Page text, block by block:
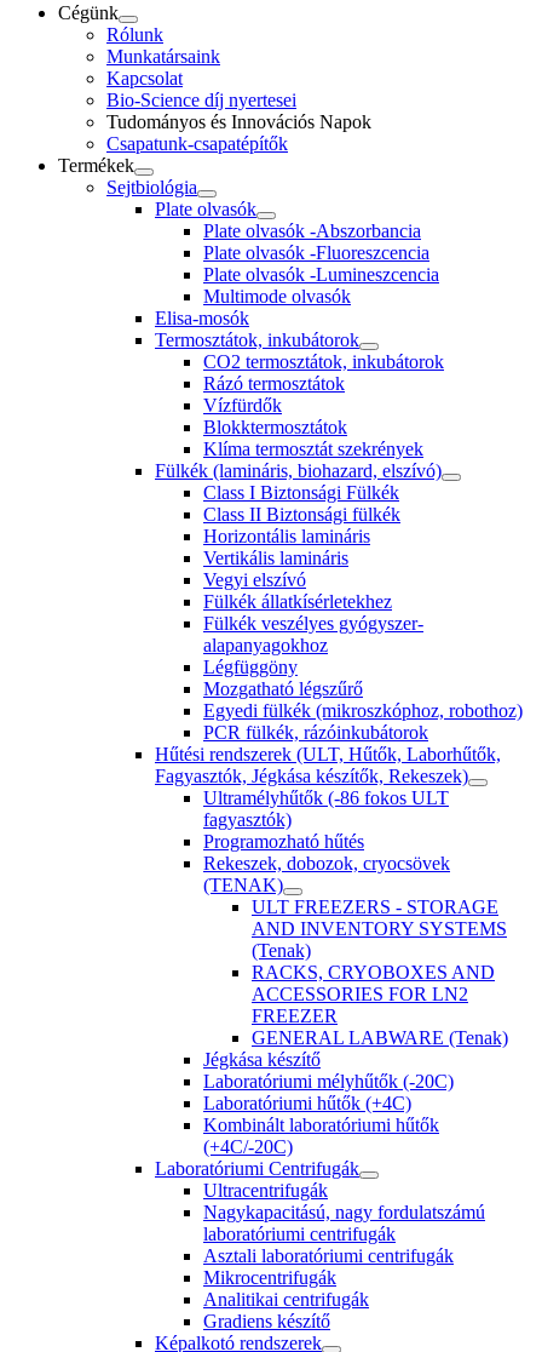
Cégünk
Rólunk
Munkatársaink
Kapcsolat
Bio-Science díj nyertesei
Tudományos és Innovációs Napok
Csapatunk-csapatépítők
Termékek
Sejtbiológia
Plate olvasók
Plate olvasók -Abszorbancia
Plate olvasók -Fluoreszcencia
Plate olvasók -Lumineszcencia
Multimode olvasók
Elisa-mosók
Termosztátok, inkubátorok
CO2 termosztátok, inkubátorok
Rázó termosztátok
Vízfürdők
Blokktermosztátok
Klíma termosztát szekrények
Fülkék (lamináris, biohazard, elszívó)
Class I Biztonsági Fülkék
Class II Biztonsági fülkék
Horizontális lamináris
Vertikális lamináris
Vegyi elszívó
Fülkék állatkísérletekhez
Fülkék veszélyes gyógyszer-
alapanyagokhoz
Légfüggöny
Mozgatható légszűrő
Egyedi fülkék (mikroszkóphoz, robothoz)
PCR fülkék, rázóinkubátorok
Hűtési rendszerek (ULT, Hűtők, Laborhűtők,
Fagyasztók, Jégkása készítők, Rekeszek)
Ultramélyhűtők (-86 fokos ULT
fagyasztók)
Programozható hűtés
Rekeszek, dobozok, cryocsövek
(TENAK)
ULT FREEZERS - STORAGE
AND INVENTORY SYSTEMS
(Tenak)
RACKS, CRYOBOXES AND
ACCESSORIES FOR LN2
FREEZER
GENERAL LABWARE (Tenak)
Jégkása készítő
Laboratóriumi mélyhűtők (-20C)
Laboratóriumi hűtők (+4C)
Kombinált laboratóriumi hűtők
(+4C/-20C)
Laboratóriumi Centrifugák
Ultracentrifugák
Nagykapacitású, nagy fordulatszámú
laboratóriumi centrifugák
Asztali laboratóriumi centrifugák
Mikrocentrifugák
Analitikai centrifugák
Gradiens készítő
Képalkotó rendszerek